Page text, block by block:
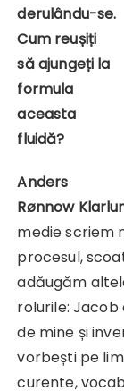
derulându-se.
Cum reușiți
să ajungeți la
formula
aceasta
fluidă?
Anders
Rønnow
medie scriem
procesul,
adăugăm
rolurile: Jacob
de mine și
vorbești pe
curente,